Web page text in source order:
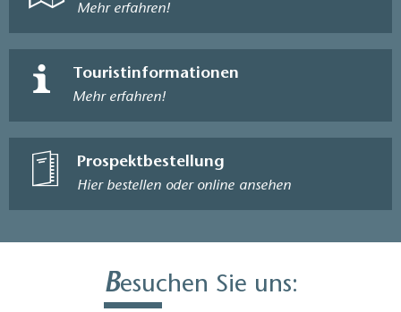
Mehr erfahren!
Touristinformationen
Mehr erfahren!
Prospektbestellung
Hier bestellen oder online ansehen
Besuchen Sie uns: